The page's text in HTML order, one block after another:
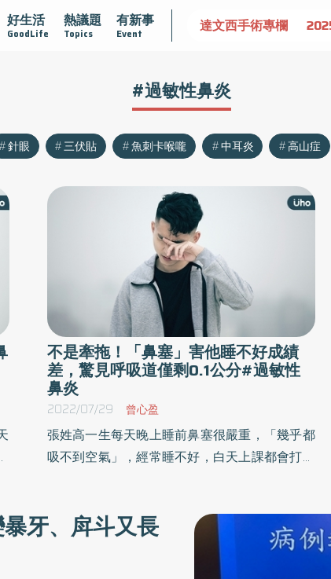
好生活
GoodLife
熱議題
Topics
有新事
Event
認識攝護腺肥大 守護骨骼健康 達文西手術專欄
#過敏性鼻炎
針眼 三伏貼 魚刺卡喉嚨 中耳炎 高山症
不是牽拖！「鼻塞」害他睡不好成績
差，驚見呼吸道僅剩0.1公分#過敏性
鼻炎
2022/07/29 曾心盈
張姓高一生每天晚上睡前鼻塞很嚴重，「幾乎都
吸不到空氣」，經常睡不好，白天上課都會打瞌
往往越呼吸，喉嚨就越乾，讓他十分難受。就醫
檢查後確實發現，鼻塞情況嚴重，因為下鼻甲肥
厚到幾乎完全阻塞呼吸道，縫隙僅約0.1公分。
牙、戽斗又長